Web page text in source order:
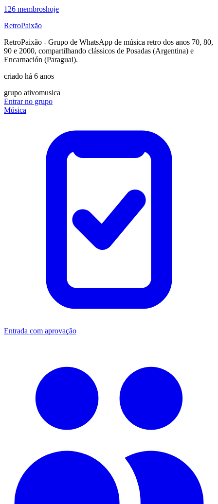
126 membroshoje
RetroPaixão
RetroPaixão - Grupo de WhatsApp de música retro dos anos 70, 80,
90 e 2000, compartilhando clássicos de Posadas (Argentina) e
Encarnación (Paraguai).
criado há 6 anos
grupo ativomusica
Entrar no grupo
Música
Entrada com aprovação